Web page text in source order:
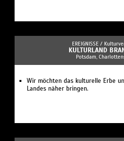
EREIGNISSE /
KULTURLAND
Potsdam,
Wir möchten das kulturelle Erbe
Landes näher bringen.